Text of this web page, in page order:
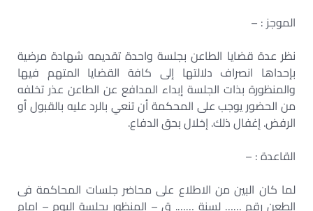
الموجز : –
نظر عدة قضايا الطاعن بجلسة واحدة تقديمه شهادة مرضية
بإحداها انصراف دلالتها إلى كافة القضايا المتهم فيها
والمنظورة بذات الجلسة إبداء المدافع عن الطاعن عذر تخلفه
من الحضور يوجب على المحكمة أن تنعي بالرد عليه بالقبول أو
الرفض. إغفال ذلك. إخلال بحق الدفاع.
القاعدة : –
لما كان البين من الاطلاع على محاضر جلسات المحاكمة فى
الطعن رقم …… لسنة ……. ق – المنظور بجلسة اليوم – امام